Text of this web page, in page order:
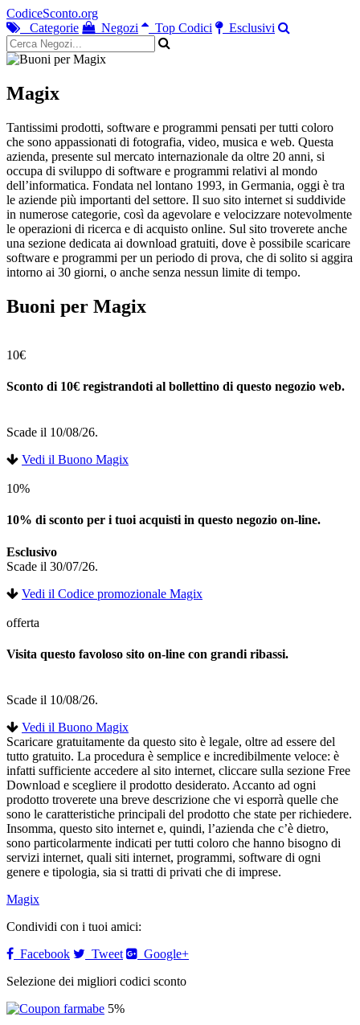
CodiceSconto.org
Categorie
Negozi Top Codici Esclusivi
Magix
Tantissimi prodotti, software e programmi pensati per tutti coloro
che sono appassionati di fotografia, video, musica e web. Questa
azienda, presente sul mercato internazionale da oltre 20 anni, si
occupa di sviluppo di software e programmi relativi al mondo
dell’informatica. Fondata nel lontano 1993, in Germania, oggi è tra
le aziende più importanti del settore. Il suo sito internet si suddivide
in numerose categorie, così da agevolare e velocizzare notevolmente
le operazioni di ricerca e di acquisto online. Sul sito troverete anche
una sezione dedicata ai download gratuiti, dove è possibile scaricare
software e programmi per un periodo di prova, che di solito si aggira
intorno ai 30 giorni, o anche senza nessun limite di tempo.
Buoni per Magix
10€
Sconto di 10€ registrandoti al bollettino di questo negozio web.
Scade il 10/08/26.
Vedi il Buono Magix
10%
10% di sconto per i tuoi acquisti in questo negozio on-line.
Esclusivo
Scade il 30/07/26.
Vedi il Codice promozionale Magix
offerta
Visita questo favoloso sito on-line con grandi ribassi.
Scade il 10/08/26.
Vedi il Buono Magix
Scaricare gratuitamente da questo sito è legale, oltre ad essere del
tutto gratuito. La procedura è semplice e incredibilmente veloce: è
infatti sufficiente accedere al sito internet, cliccare sulla sezione Free
Download e scegliere il prodotto desiderato. Accanto ad ogni
prodotto troverete una breve descrizione che vi esporrà quelle che
sono le caratteristiche principali del prodotto che state per richiedere.
Insomma, questo sito internet e, quindi, l’azienda che c’è dietro,
sono particolarmente indicati per tutti coloro che hanno bisogno di
servizi internet, quali siti internet, programmi, software di ogni
genere e tipologia, sia si tratti di privati che di imprese.
Magix
Condividi con i tuoi amici:
Facebook
Tweet
Google+
Selezione dei migliori codici sconto
5%